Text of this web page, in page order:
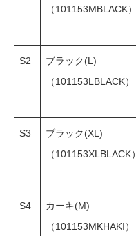
（101153MBLACK）
S2
ブラック(L)
（101153LBLACK）
S3
ブラック(XL)
（101153XLBLACK）
S4
カーキ(M)
（101153MKHAKI）